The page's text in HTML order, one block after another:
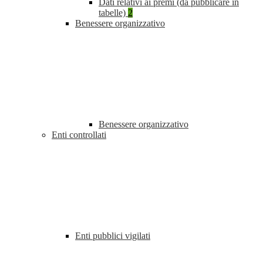
Dati relativi ai premi (da pubblicare in
tabelle) 2
Benessere organizzativo
Benessere organizzativo
Enti controllati
Enti pubblici vigilati